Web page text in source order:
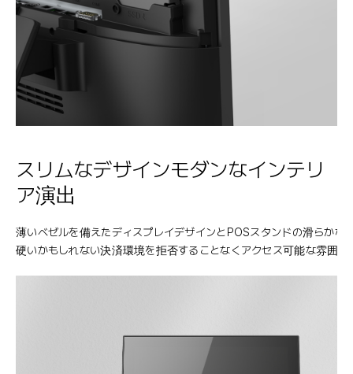
スリムなデザインモダンなインテリ
ア演出
薄いベゼルを備えたディスプレイデザインとPOSスタンドの滑らかな
硬いかもしれない決済環境を拒否することなくアクセス可能な雰囲